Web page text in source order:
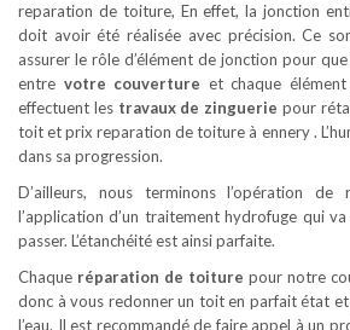
reparation de toiture, En effet, la jonction
doit avoir été réalisée avec précision. Ce
assurer le rôle d’élément de jonction pour
entre votre couverture et chaque
effectuent lestravaux de zinguerie pour
toit et prix reparation de toiture à ennery .
dans sa progression.
D’ailleurs, nous terminons l’opération
l’application d’un traitement hydrofuge qui va
passer. L’étanchéité est ainsi parfaite.
Chaque réparation de toiture pour notre
donc à vous redonner un toit en parfait état et
l’eau. Il est recommandé de faire appel à un